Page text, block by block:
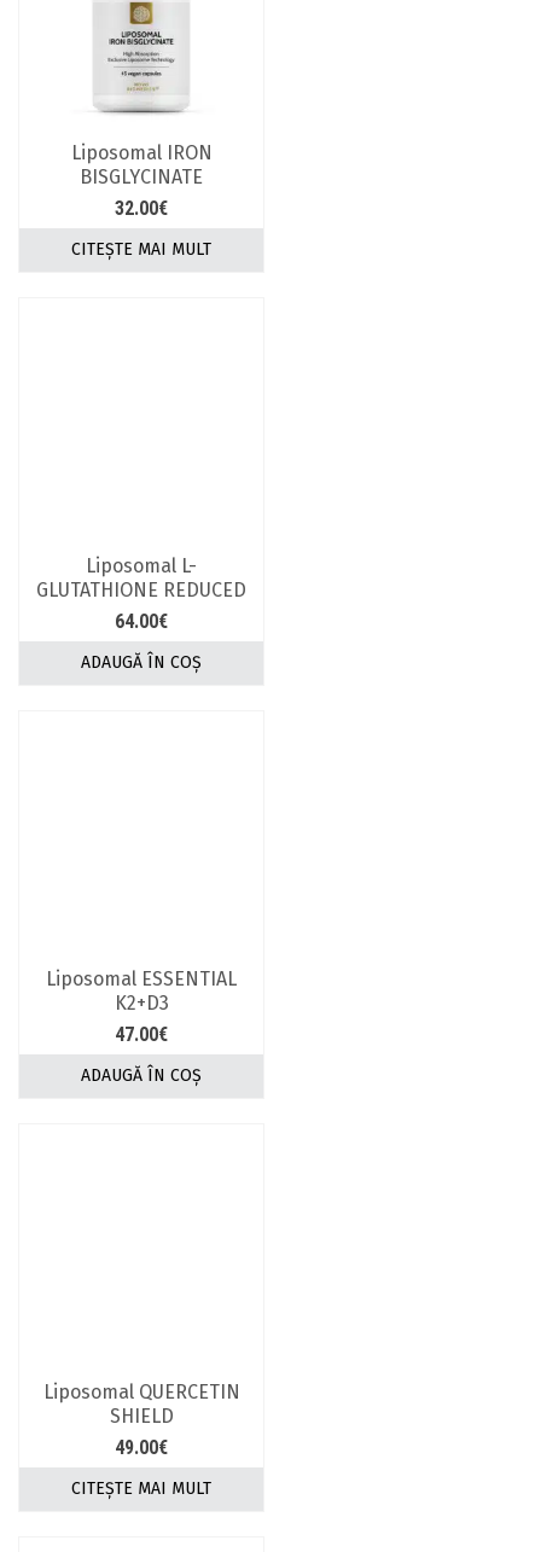
Liposomal IRON
BISGLYCINATE
32.00€
CITEȘTE MAI MULT
Liposomal L-
GLUTATHIONE REDUCED
64.00€
ADAUGĂ ÎN COȘ
Liposomal ESSENTIAL
K2+D3
47.00€
ADAUGĂ ÎN COȘ
Liposomal QUERCETIN
SHIELD
49.00€
CITEȘTE MAI MULT